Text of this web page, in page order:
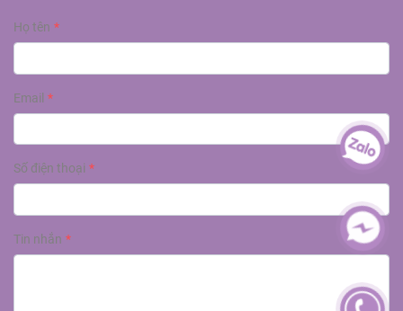
Họ tên
Email
Số điện thoại
Tin nhắn